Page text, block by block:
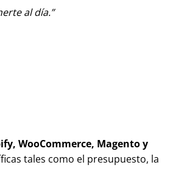
al día.
WooCommerce, Magento y
tales como el presupuesto, la